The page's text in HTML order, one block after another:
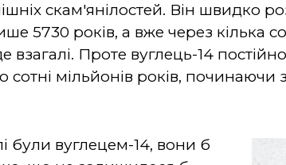
скам'янілостей. Він швидко
5730 років, а вже через кілька
взагалі. Проте вуглець-14
сотні мільйонів років,
були вуглецем-14, вони б